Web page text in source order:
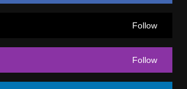
Follow
Follow